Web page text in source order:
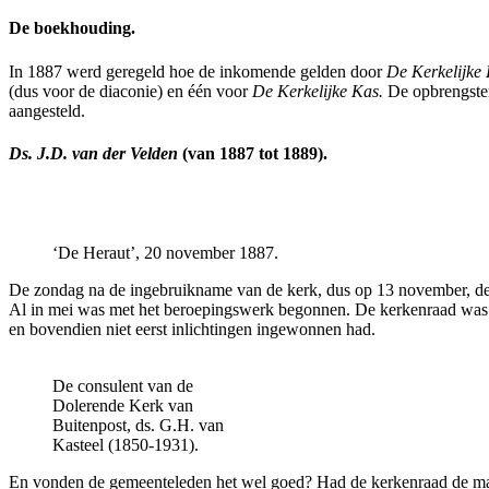
De boekhouding.
In 1887 werd geregeld hoe de inkomende gelden door De Kerkelijke
(dus voor de diaconie) en één voor De Kerkelijke Kas. De
aangesteld.
Ds. J.D. van der Velden (van 1887 tot 1889).
‘De Heraut’, 20 november 1887.
De zondag na de ingebruikname van de kerk, dus op 13 november,
Al in mei was met het beroepingswerk begonnen. De kerkenraad
en bovendien niet eerst inlichtingen ingewonnen had.
De consulent van de
Dolerende Kerk van
Buitenpost, ds. G.H. van
Kasteel (1850-1931).
En vonden de gemeenteleden het wel goed? Had de kerkenraad